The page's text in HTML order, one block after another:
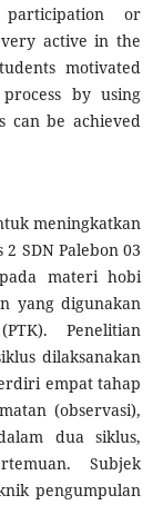
or
active in the
motivated
by using
can be achieved
meningkatkan
SDN Palebon 03
materi hobi
yang digunakan
Penelitian
dilaksanakan
empat tahap
(observasi),
dua siklus,
Subjek
pengumpulan